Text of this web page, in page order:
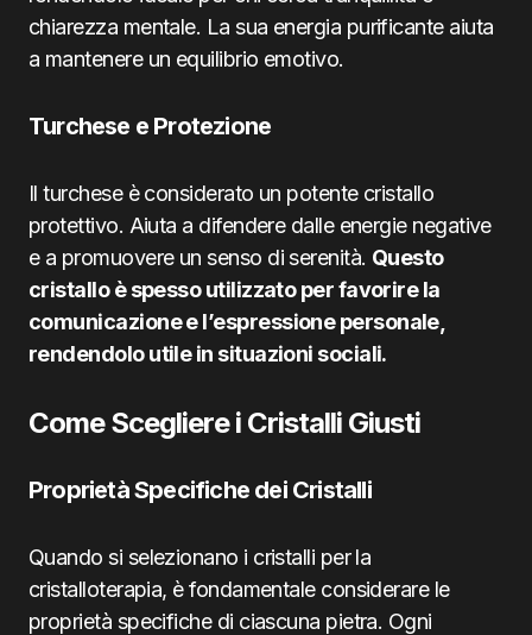
chiarezza mentale. La sua energia purificante aiuta
a mantenere un equilibrio emotivo.
Turchese e Protezione
Il turchese è considerato un potente cristallo
protettivo. Aiuta a difendere dalle energie negative
e a promuovere un senso di serenità. Questo
cristallo è spesso utilizzato per favorire la
comunicazione e l’espressione personale,
rendendolo utile in situazioni sociali.
Come Scegliere i Cristalli Giusti
Proprietà Specifiche dei Cristalli
Quando si selezionano i cristalli per la
cristalloterapia, è fondamentale considerare le
proprietà specifiche di ciascuna pietra. Ogni